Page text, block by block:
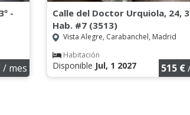
-
/ mes
Calle del Doctor Urquiola, 24,
Hab. #7 (3513)
Vista Alegre, Carabanchel, Madrid
Habitación
Disponible Jul, 1 2027 515 €